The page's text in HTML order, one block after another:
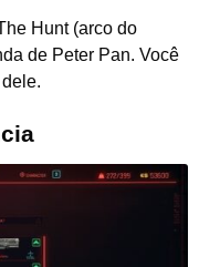
Hunt (arco do
de Peter Pan. Você